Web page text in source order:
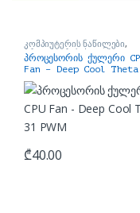
კომპიუტერის ნაწილები,
პროცესორის ქულერი
პროცესორის ქულერი
Fan – Deep Cool
PWM
₾40.00